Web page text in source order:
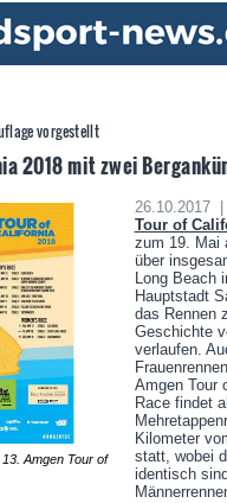
vorgestellt
2018 mit zwei
Amgen Tour of
26.10.2017 |
Tour of
zum 19. Mai
über
Long Beach
Hauptstadt
das Rennen
Geschichte
verlaufen.
Amgen Tour
Race findet
Kilometer
statt, wobei
identisch